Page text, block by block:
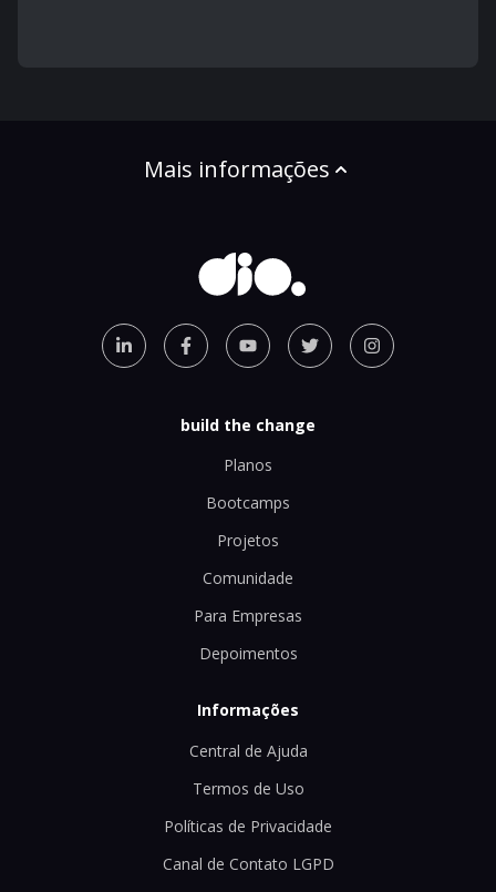
Mais informações
build the change
Planos
Bootcamps
Projetos
Comunidade
Para Empresas
Depoimentos
Informações
Central de Ajuda
Termos de Uso
Políticas de Privacidade
Canal de Contato LGPD